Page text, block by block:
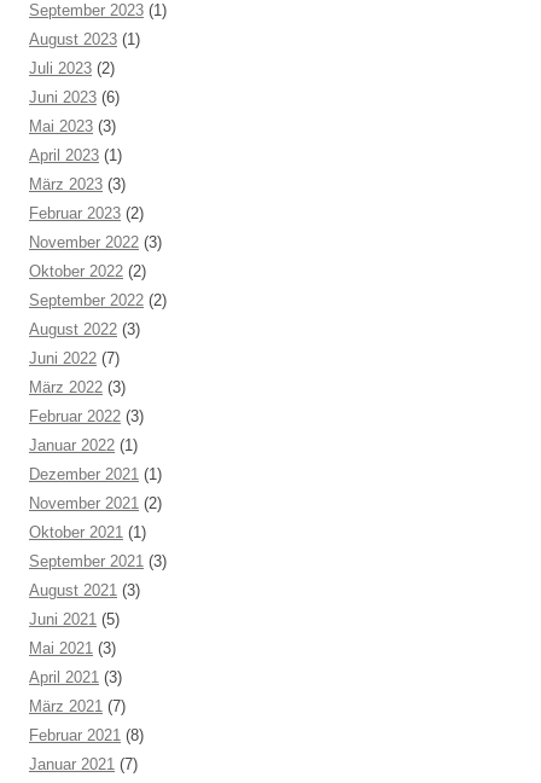
September 2023 (1)
August 2023 (1)
Juli 2023 (2)
Juni 2023 (6)
Mai 2023 (3)
April 2023 (1)
März 2023 (3)
Februar 2023 (2)
November 2022 (3)
Oktober 2022 (2)
September 2022 (2)
August 2022 (3)
Juni 2022 (7)
März 2022 (3)
Februar 2022 (3)
Januar 2022 (1)
Dezember 2021 (1)
November 2021 (2)
Oktober 2021 (1)
September 2021 (3)
August 2021 (3)
Juni 2021 (5)
Mai 2021 (3)
April 2021 (3)
März 2021 (7)
Februar 2021 (8)
Januar 2021 (7)